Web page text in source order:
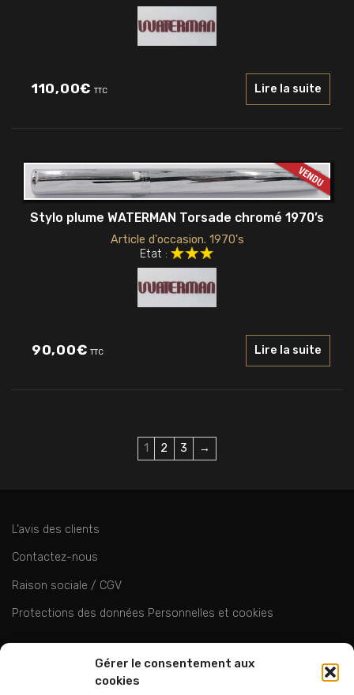
Gérer le consentement aux
cookies
110,00€ TTC Lire la suite
Stylo plume WATERMAN Torsade chromé 1970’s
Article d'occasion. 1970's
Etat :
90,00€ TTC Lire la suite
1 2 3 →
L’avis des clients
Contactez-nous
Raison sociale / CGV
Protections des données Personnelles et cookies